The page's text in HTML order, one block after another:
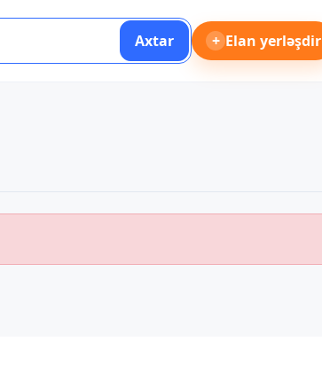
Axtar + Elan yerləşdir